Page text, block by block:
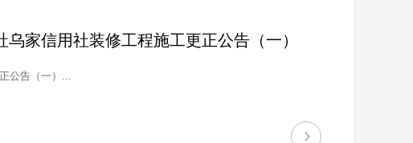
家信用社装修工程施工更正公告（一）
公告（一）...